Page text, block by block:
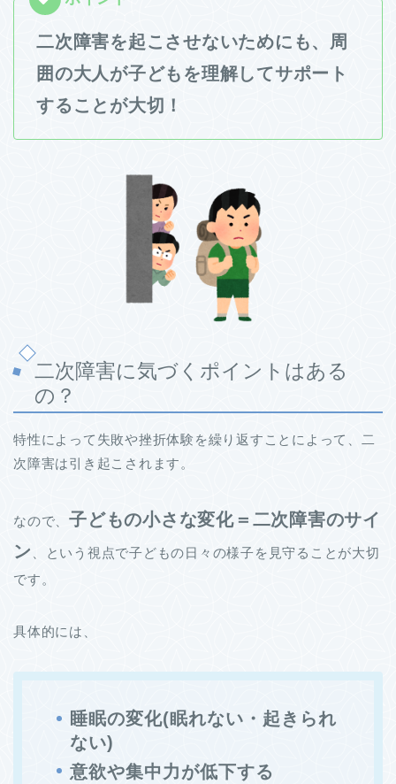
二次障害を起こさせないためにも、周
囲の大人が子どもを理解してサポート
することが大切！
二次障害に気づくポイントはある
の？
特性によって失敗や挫折体験を繰り返すことによって、二
次障害は引き起こされます。
なので、子どもの小さな変化＝二次障害のサイ
ン 、という視点で子どもの日々の様子を見守ることが大切
です。
具体的には、
睡眠の変化(眠れない・起きられ
ない)
意欲や集中力が低下する